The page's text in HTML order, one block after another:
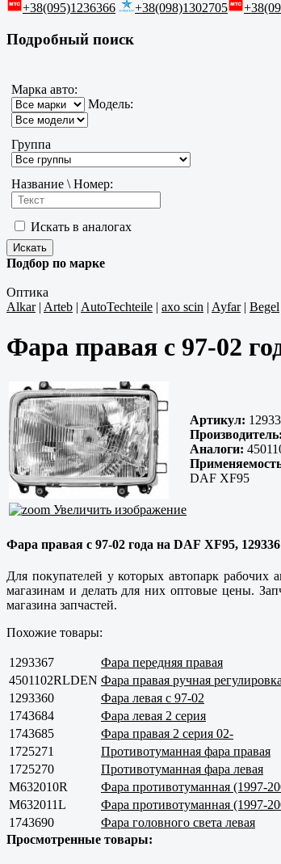
+38(095)1236366 +38(098)1302705
Подробный поиск
Марка авто:
Модель:
Группа
Название \ Номер:
Искать в аналогах
Подбор по марке
Оптика
Alkar| Arteb | AutoTechteile | axo scin | Ayfar| Begel
Фара правая с 97-02
Увеличить изображение
Артикул:
Производитель:
Аналоги:
DAF XF95
Фара правая с 97-02 года на DAF XF95,
Для покупателей у которых автопарк
магазинам и делать для них оптовые цены.
магазина запчастей.
Похожие товары:
1293367 Фара передняя правая
4501102RLDEN Фара правая ручная
1293360
Фара левая с 97-02
1743684
Фара левая 2 серия
1743685
Фара правая 2 серия 02-
1725271
Противотуманная фара правая
1725270
Противотуманная фара левая
M632010R
Фара противотуманная (1997-
M632011L
Фара противотуманная (1997-
1743690
Фара головного света левая
Просмотренные товары: